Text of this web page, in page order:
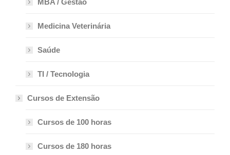
MBA / Gestão
Medicina Veterinária
Saúde
TI / Tecnologia
Cursos de Extensão
Cursos de 100 horas
Cursos de 180 horas